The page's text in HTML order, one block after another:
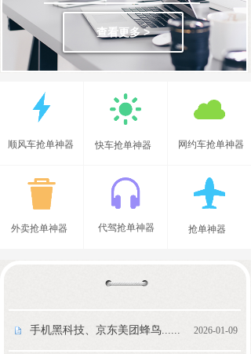
查看更多 >
快车抢单神器 网约车抢单神器
外卖抢单神器 抢单神器
代驾抢单神器
顺风车抢单神器
手机黑科技、京东美团蜂鸟...... 2026-01-09